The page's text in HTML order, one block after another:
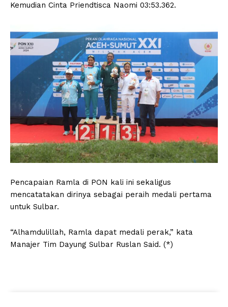
Kemudian Cinta Priendtisca Naomi 03:53.362.
Pencapaian Ramla di PON kali ini sekaligus
mencatatakan dirinya sebagai peraih medali pertama
untuk Sulbar.
“Alhamdulillah, Ramla dapat medali perak,” kata
Manajer Tim Dayung Sulbar Ruslan Said. (*)